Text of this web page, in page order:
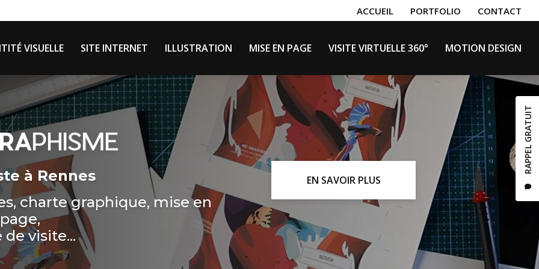
RAPPEL GRATUIT
ACCUEIL PORTFOLIO CONTACT
VISUELLE
SITE INTERNET ILLUSTRATION MISE EN PAGE VISITE VIRTUELLE 360° MOTION DESIGN
à Rennes
charte graphique, mise en
page,
de visite...
EN SAVOIR PLUS